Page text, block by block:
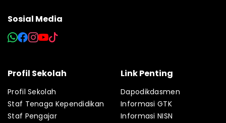
Sosial Media
Profil Sekolah
Profil Sekolah
Staf Tenaga Kependidikan
Staf Pengajar
Link Penting
Dapodikdasmen
Informasi GTK
Informasi NISN